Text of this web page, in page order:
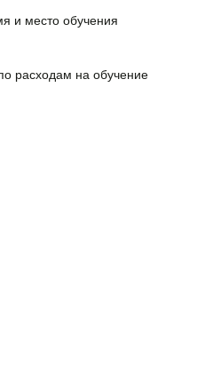
и место обучения
расходам на обучение